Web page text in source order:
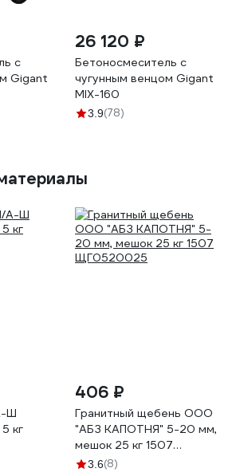
с
Gigant
26 120 ₽
Бетоносмеситель с
чугунным венцом Gigant
MIX-160
3.9(78)
Ш
кг
406 ₽
Гранитный щебень ООО
"АБЗ КАПОТНЯ" 5-20 мм,
мешок 25 кг 1507
ЩГ0520025
3.6(8)